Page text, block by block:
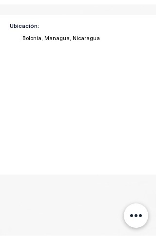
Ubicación:
Bolonia, Managua, Nicaragua